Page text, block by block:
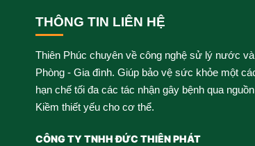
THÔNG TIN LIÊN HỆ
Thiên Phúc chuyên về công nghệ sử lý nước
Phòng - Gia đình. Giúp bảo vệ sức khỏe một
hạn chế tối đa các tác nhận gây bệnh qua
Kiềm thiết yếu cho cơ thể.
CÔNG TY TNHH ĐỨC THIÊN PHÁT